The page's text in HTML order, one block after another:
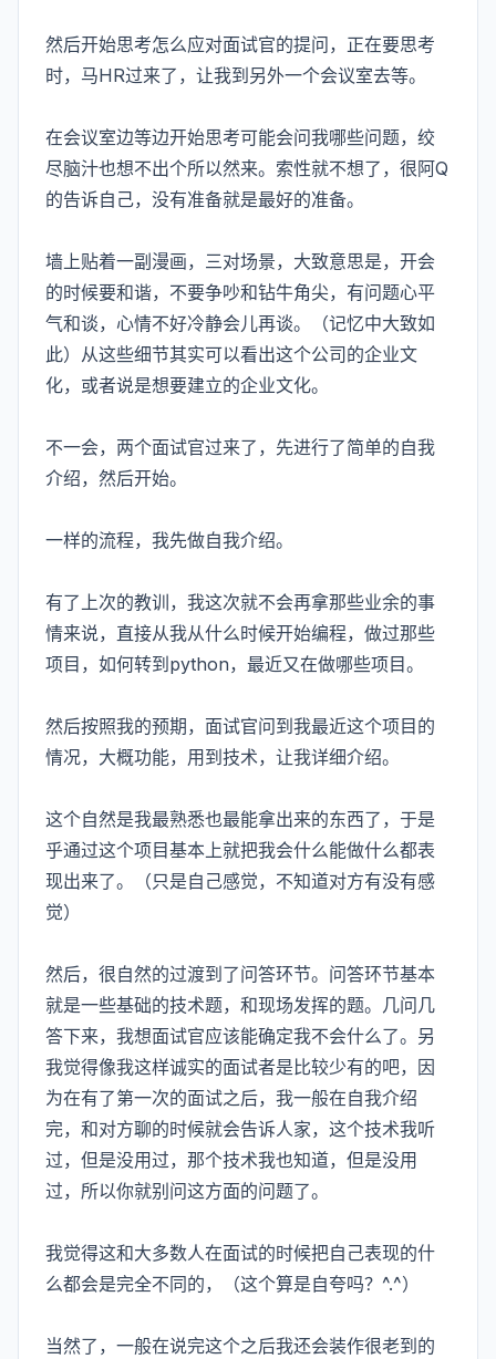
然后开始思考怎么应对面试官的提问，正在要思考
时，马HR过来了，让我到另外一个会议室去等。
在会议室边等边开始思考可能会问我哪些问题，绞
尽脑汁也想不出个所以然来。索性就不想了，很阿Q
的告诉自己，没有准备就是最好的准备。
墙上贴着一副漫画，三对场景，大致意思是，开会
的时候要和谐，不要争吵和钻牛角尖，有问题心平
气和谈，心情不好冷静会儿再谈。（记忆中大致如
此）从这些细节其实可以看出这个公司的企业文
化，或者说是想要建立的企业文化。
不一会，两个面试官过来了，先进行了简单的自我
介绍，然后开始。
一样的流程，我先做自我介绍。
有了上次的教训，我这次就不会再拿那些业余的事
情来说，直接从我从什么时候开始编程，做过那些
项目，如何转到python，最近又在做哪些项目。
然后按照我的预期，面试官问到我最近这个项目的
情况，大概功能，用到技术，让我详细介绍。
这个自然是我最熟悉也最能拿出来的东西了，于是
乎通过这个项目基本上就把我会什么能做什么都表
现出来了。（只是自己感觉，不知道对方有没有感
觉）
然后，很自然的过渡到了问答环节。问答环节基本
就是一些基础的技术题，和现场发挥的题。几问几
答下来，我想面试官应该能确定我不会什么了。另
我觉得像我这样诚实的面试者是比较少有的吧，因
为在有了第一次的面试之后，我一般在自我介绍
完，和对方聊的时候就会告诉人家，这个技术我听
过，但是没用过，那个技术我也知道，但是没用
过，所以你就别问这方面的问题了。
我觉得这和大多数人在面试的时候把自己表现的什
么都会是完全不同的，（这个算是自夸吗？^.^）
当然了，一般在说完这个之后我还会装作很老到的